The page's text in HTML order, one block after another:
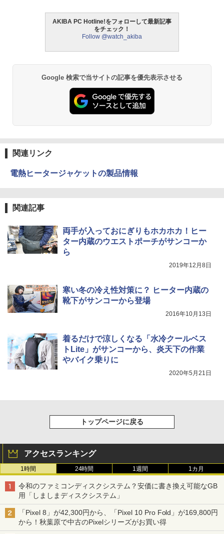
AKIBA PC Hotline!をフォローして最新記事
をチェック！
Follow @watch_akiba
Google 検索で当サイトの記事を優先表示させる
関連リンク
電熱ヒータージャケットの製品情報
関連記事
両手が入っておにぎりもホカホカ！ヒー
ター内蔵のウエストポーチがサンコーか
ら
2019年12月8日
寒い冬の冷え性対策に？ ヒーター内蔵の
靴下がサンコーから登場
2016年10月13日
着るだけで涼しくなる「水冷クールベス
トLite」がサンコーから、炎天下の作業
やバイク乗りに
2020年5月21日
トップページに戻る
アクセスランキング
1時間 24時間 1週間 1カ月
令和のファミコンディスクシステム？安価に書き換え可能なGB
用「しましまディスクシステム」
「Pixel 8」が42,300円から、「Pixel 10 Pro Fold」が169,800円
から！秋葉原で中古のPixelシリーズがお買い得